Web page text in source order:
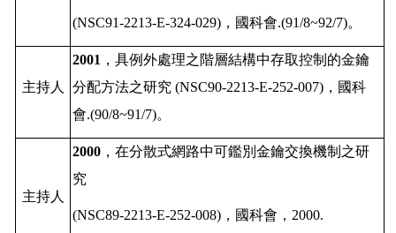
(NSC91-2213-E-324-029) ，國科會.(91/8~92/7)。
主持人
2001 ，具例外處理之階層結構中存取控制的金鑰
分配方法之研究 (NSC90-2213-E-252-007) ，國科
會.(90/8~91/7)。
主持人
2000 ，在分散式網路中可鑑別金鑰交換機制之研
究
(NSC89-2213-E-252-008) ，國科會， 2000.